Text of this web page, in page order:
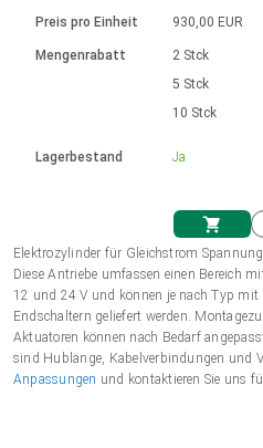
Einheitssystem
Einkaufswagen
Hubmagnete
230 - 50 Hz | 110 - 60 Hz
Drehzahlregelung für die AIS-Serie
Bürstenlose
mit Planetengetriebe
Ø 28-42| 1-1400 rpm | <= 290Ncm
Bürstenlose DC Motor
Gleichstrommotoren mit
Schneckengetriebe und
Ø43-124mm | 31-425rpm | ≤ 41Nm
Treiber für
Synchron-Asynchron | für 1-4 Elektrozylinder
Synchron-Asynchron | für 1-4 Elektrozylinder
Français (EUR)
Polski (EUR)
Norsk (NOK)
Suomi (EUR)
Preis pro Einheit
Mengenrabatt
Lagerbestand
930,00 EUR
2 Stck
5 Stck
10 Stck
Ja
Elektrozylinder für Gleichstrom
Diese Antriebe umfassen einen Bereich
12 und 24 V und können je nach Typ mit
Endschaltern geliefert werden.
Aktuatoren können nach Bedarf
sind Hublänge, Kabelverbindungen und
Anpassungen und kontaktieren Sie uns